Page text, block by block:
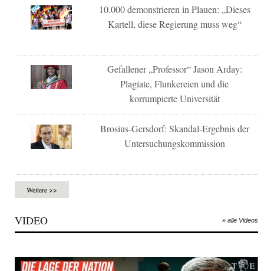
10.000 demonstrieren in Plauen: „Dieses
Kartell, diese Regierung muss weg“
Gefallener „Professor“ Jason Arday:
Plagiate, Flunkereien und die
korrumpierte Universität
Brosius-Gersdorf: Skandal-Ergebnis der
Untersuchungskommission
Weitere >>
VIDEO » alle Videos